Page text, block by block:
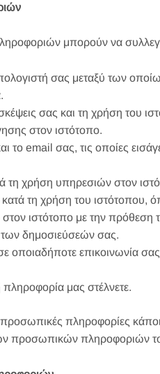
μπορούν να
σας μεταξύ των
σας και τη χρήση του
στον ιστότοπο.
το email σας, τις οποίες
τη χρήση υπηρεσιών στον
τη χρήση του ιστότοπου,
ιστότοπο με την
των δημοσιεύσεών σας.
οποιαδήποτε επικοινωνία
μας στέλνετε.
πληροφορίες
προσωπικών πληροφοριών